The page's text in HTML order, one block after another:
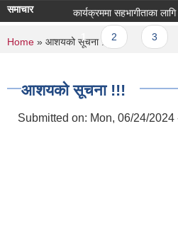
समाचार कार्यक्रममा सहभागीताका लागि
Pages
1 2
You are here
Home » आशयको सूचना !!!
आशयको सूचना !!!
Submitted on: Mon, 06/24/2024